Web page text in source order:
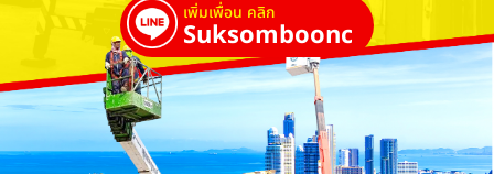
เพิ่มเพื่อน คลิก
Suksombooncrane